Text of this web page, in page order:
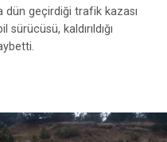
hapis
verdiler
geçirdiği trafik kazası
kaldırıldığı